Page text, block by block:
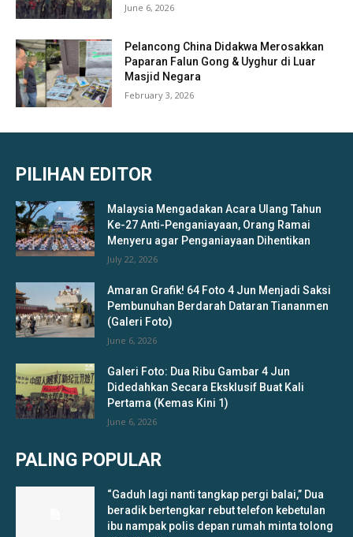
June 6, 2026
Pelancong China Didakwa Merosakkan
Paparan Falun Gong & Uyghur di Luar
Masjid Negara
February 3, 2026
PILIHAN EDITOR
Malaysia Mengadakan Acara Ulang Tahun
Ke-27 Anti-Penganiayaan, Orang Ramai
Menyeru agar Penganiayaan Dihentikan
July 22, 2026
Amaran Grafik! 64 Foto 4 Jun Menjadi Saksi
Pembunuhan Berdarah Dataran Tiananmen
(Galeri Foto)
June 6, 2026
Galeri Foto: Dua Ribu Gambar 4 Jun
Didedahkan Secara Eksklusif Buat Kali
Pertama (Kemas Kini 1)
June 6, 2026
PALING POPULAR
“Gaduh lagi nanti tangkap pergi balai,” Dua
beradik bertengkar rebut telefon kebetulan
ibu nampak polis depan rumah minta tolong